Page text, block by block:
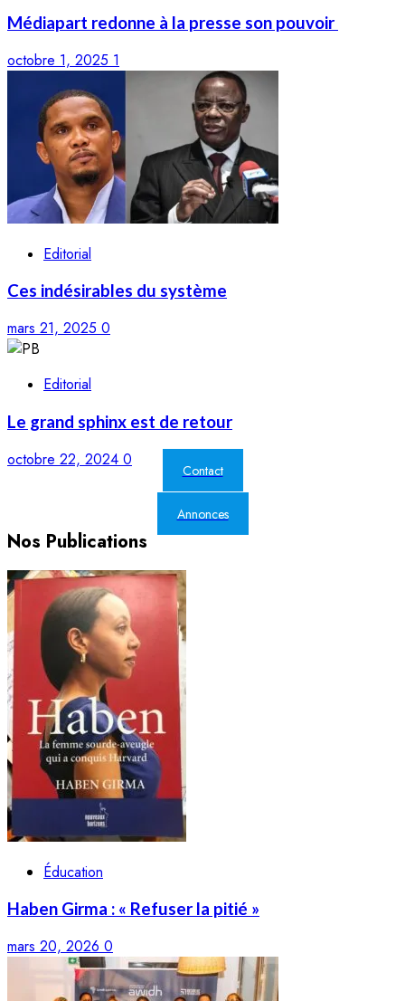
Médiapart redonne à la presse son pouvoir
octobre 1, 2025 1
Editorial
Ces indésirables du système
mars 21, 2025 0
Editorial
Le grand sphinx est de retour
octobre 22, 2024 0
Contact
Annonces
Nos Publications
Éducation
Haben Girma : « Refuser la pitié »
mars 20, 2026 0